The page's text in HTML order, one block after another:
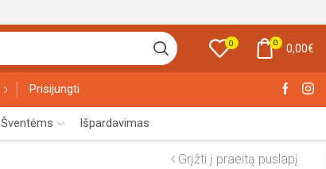
0 0 0,00€
Prisijungti
Šventėms Išpardavimas
Grįžti į praeitą puslapį